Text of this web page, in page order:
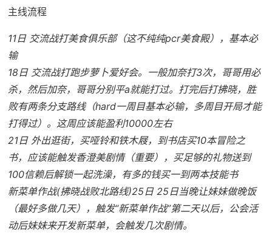
主线流程
11日 交流战打美食俱乐部（这不纯纯pcr美食殿），基本必
输
18日 交流战打跑步萝卜爱好会。一般加奈打3次，哥哥用必
杀，然后加奈，哥哥分别平a就能打过。打完后打拂晓，胜
败有两条分支路线（hard一周目基本必输，多周目开局才能
打得过）。这周应该能盈利10000左右
21日 外出逛街，买哑铃和铁木屐，到书店买10本冒险之
书，应该能触发香澄美剧情（重要），买足够的礼物送到
100信赖后解锁一起洗澡，有多的钱买一到两本技能书
新菜单作战(拂晓战败北路线)25日 25日当晚让妹妹做晚饭
（最好多做几天），触发“新菜单作战”第二天以后，公会活
动后妹妹来开发新菜单，会触发几次剧情。